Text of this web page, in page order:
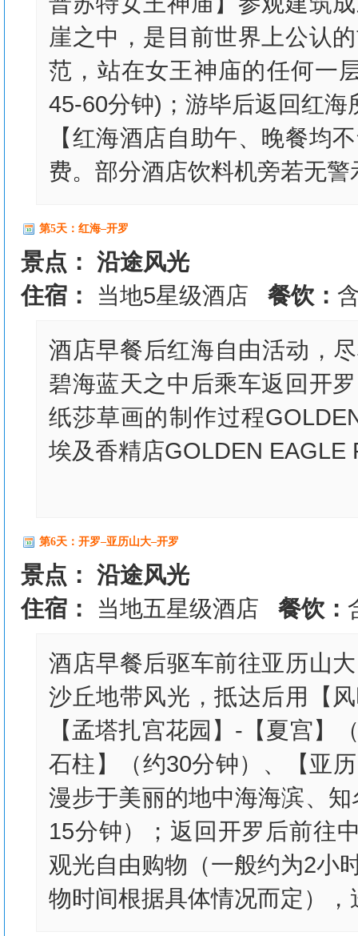
崖之中，是目前世界上公认
范，站在女王神庙的任何一
45-60分钟)；游毕后返回红海
【红海酒店自助午、晚餐均
费。部分酒店饮料机旁若无
第5天：红海–开罗
景点： 沿途风光
住宿： 当地5星级酒店 餐饮：
酒店早餐后红海自由活动，
碧海蓝天之中后乘车返回开
纸莎草画的制作过程
埃及香精店GOLDEN EAGLE
第6天：开罗–亚历山大–开罗
景点： 沿途风光
住宿： 当地五星级酒店 餐饮：
酒店早餐后驱车前往亚历山
沙丘地带风光，抵达后用【
【孟塔扎宫花园】-【夏宫】
石柱】（约30分钟）、【亚
漫步于美丽的地中海海滨、
15分钟）；返回开罗后前往
观光自由购物（一般约为2小
物时间根据具体情况而定），